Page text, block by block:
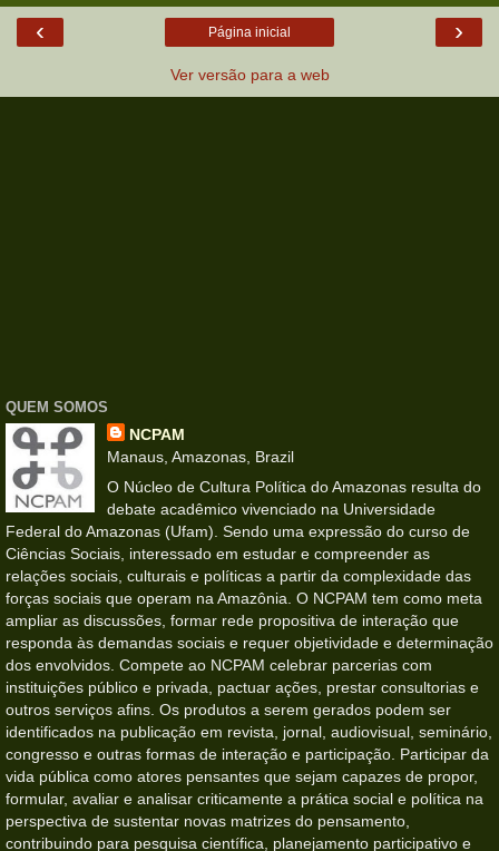
‹ ›
Página inicial
Ver versão para a web
QUEM SOMOS
NCPAM
Manaus, Amazonas, Brazil
O Núcleo de Cultura Política do Amazonas resulta do
debate acadêmico vivenciado na Universidade
Federal do Amazonas (Ufam). Sendo uma expressão do curso de
Ciências Sociais, interessado em estudar e compreender as
relações sociais, culturais e políticas a partir da complexidade das
forças sociais que operam na Amazônia. O NCPAM tem como meta
ampliar as discussões, formar rede propositiva de interação que
responda às demandas sociais e requer objetividade e determinação
dos envolvidos. Compete ao NCPAM celebrar parcerias com
instituições público e privada, pactuar ações, prestar consultorias e
outros serviços afins. Os produtos a serem gerados podem ser
identificados na publicação em revista, jornal, audiovisual, seminário,
congresso e outras formas de interação e participação. Participar da
vida pública como atores pensantes que sejam capazes de propor,
formular, avaliar e analisar criticamente a prática social e política na
perspectiva de sustentar novas matrizes do pensamento,
contribuindo para pesquisa científica, planejamento participativo e